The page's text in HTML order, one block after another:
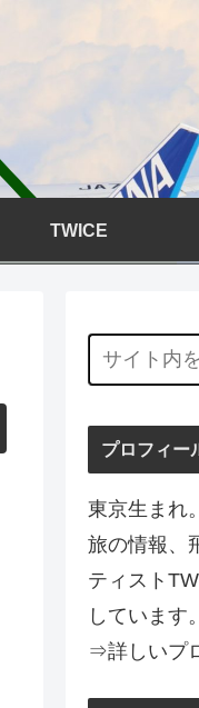
TWICE
プロフィー
東京生まれ
旅の情報、
ティスト
しています。
⇒詳しいプ